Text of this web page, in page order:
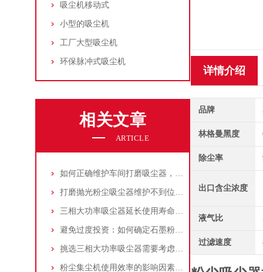
吸尘机移动式
小型的吸尘机
工厂大型吸尘机
环保脉冲式吸尘机
相关文章
ARTICLE
如何正确维护车间打磨吸尘器，延长使用寿命
打磨抛光粉尘吸尘器维护不到位，那是你没有注意这些而已！
三相大功率吸尘器延长使用寿命的建议
避免过度投资：如何确定石墨粉尘除尘器的合理价格区间
挑选三相大功率吸尘器需要考虑哪些问题？
粉尘集尘机使用效率的影响因素及改进措施
详情介绍
品牌
林格曼黑度
除尘率
出口含尘浓度
液气比
过滤速度